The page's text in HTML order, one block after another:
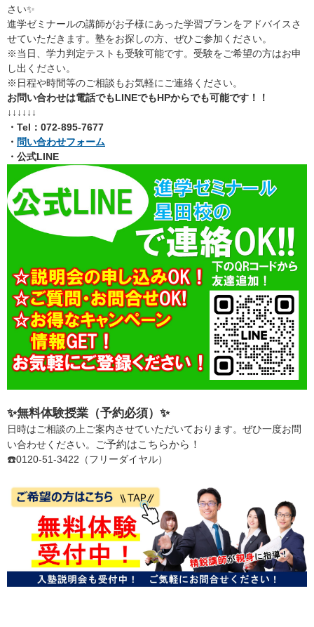
さい✨
進学ゼミナールの講師がお子様にあった学習プランをアドバイスさ
せていただきます。塾をお探しの方、ぜひご参加ください。
※当日、学力判定テストも受験可能です。受験をご希望の方はお申
し出ください。
※日程や時間等のご相談もお気軽にご連絡ください。
お問い合わせは電話でもLINEでもHPからでも可能です ！！
↓↓↓↓↓↓
・Tel：072-895-7677
・ 問い合わせフォーム
・公式LINE
✨無料体験授業（予約必須）✨
日時はご相談の上ご案内させていただいております。ぜひ一度お問
い合わせください。
ご予約はこちらから！
☎️0120-51-3422（フリーダイヤル）